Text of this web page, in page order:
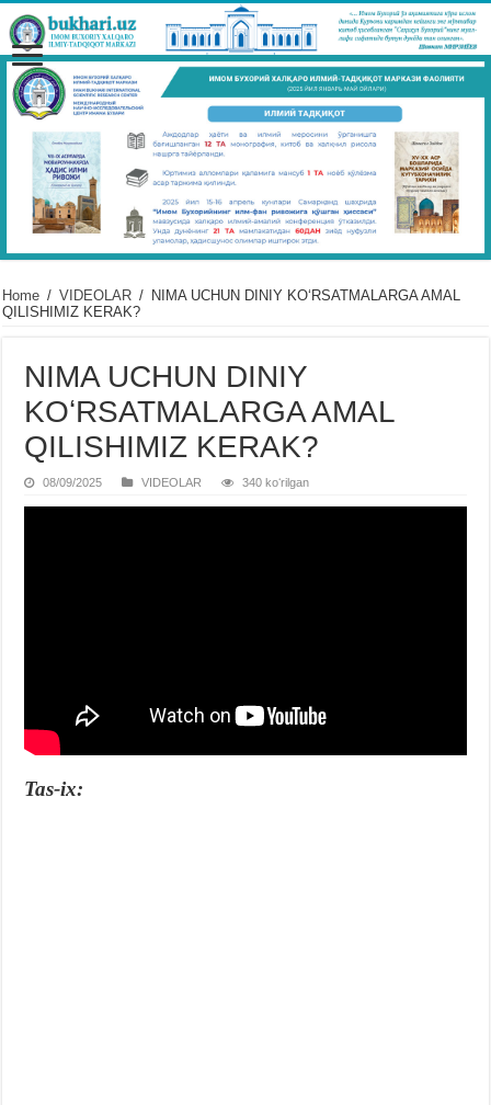
Home / VIDЕOLAR / NIMA UCHUN DINIY KOʻRSATMALARGA AMAL
QILISHIMIZ KERAK?
NIMA UCHUN DINIY
KOʻRSATMALARGA AMAL
QILISHIMIZ KERAK?
08/09/2025 VIDЕOLAR 340 koʻrilgan
Tas-ix: